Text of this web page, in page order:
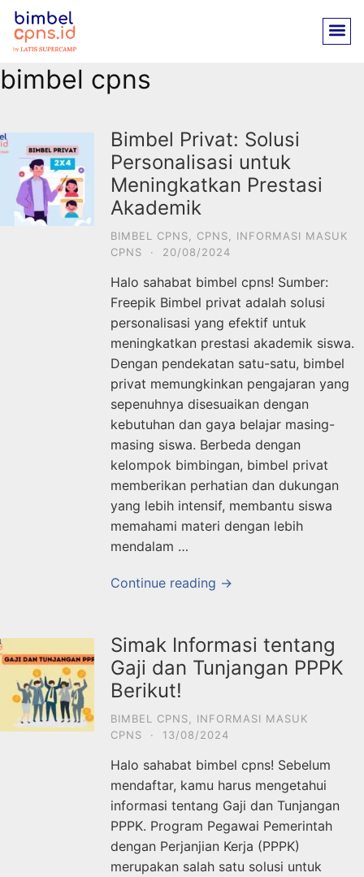
bimbel cpns
Bimbel Privat: Solusi
Personalisasi untuk
Meningkatkan Prestasi
Akademik
BIMBEL CPNS CPNS
INFORMASI MASUK
CPNS
· 20/08/2024
Halo sahabat bimbel cpns! Sumber:
Freepik Bimbel privat adalah solusi
personalisasi yang efektif untuk
meningkatkan prestasi akademik siswa.
Dengan pendekatan satu-satu, bimbel
privat memungkinkan pengajaran yang
sepenuhnya disesuaikan dengan
kebutuhan dan gaya belajar masing-
masing siswa. Berbeda dengan
kelompok bimbingan, bimbel privat
memberikan perhatian dan dukungan
yang lebih intensif, membantu siswa
memahami materi dengan lebih
mendalam …
Continue reading →
Simak Informasi tentang
Gaji dan Tunjangan PPPK
Berikut!
BIMBEL CPNS
INFORMASI MASUK
CPNS
· 13/08/2024
Halo sahabat bimbel cpns! Sebelum
mendaftar, kamu harus mengetahui
informasi tentang Gaji dan Tunjangan
PPPK. Program Pegawai Pemerintah
dengan Perjanjian Kerja (PPPK)
merupakan salah satu solusi untuk